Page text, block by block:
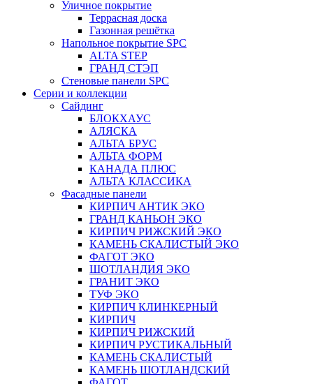
Уличное покрытие
Террасная доска
Газонная решётка
Напольное покрытие SPC
ALTA STEP
ГРАНД СТЭП
Стеновые панели SPC
Серии и коллекции
Сайдинг
БЛОКХАУС
АЛЯСКА
АЛЬТА БРУС
АЛЬТА ФОРМ
КАНАДА ПЛЮС
АЛЬТА КЛАССИКА
Фасадные панели
КИРПИЧ АНТИК ЭКО
ГРАНД КАНЬОН ЭКО
КИРПИЧ РИЖСКИЙ ЭКО
КАМЕНЬ СКАЛИСТЫЙ ЭКО
ФАГОТ ЭКО
ШОТЛАНДИЯ ЭКО
ГРАНИТ ЭКО
ТУФ ЭКО
КИРПИЧ КЛИНКЕРНЫЙ
КИРПИЧ
КИРПИЧ РИЖСКИЙ
КИРПИЧ РУСТИКАЛЬНЫЙ
КАМЕНЬ СКАЛИСТЫЙ
КАМЕНЬ ШОТЛАНДСКИЙ